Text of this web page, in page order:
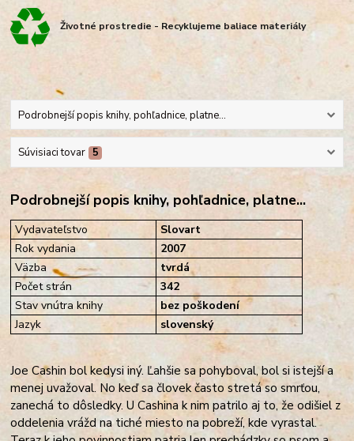
Životné prostredie - Recyklujeme baliace materiály
Podrobnejší popis knihy, pohľadnice, platne...
Súvisiaci tovar 5
Podrobnejší popis knihy, pohľadnice, platne...
Vydavateľstvo
Slovart
Rok vydania
2007
Väzba
tvrdá
Počet strán
342
Stav vnútra knihy
bez poškodení
Jazyk
slovenský
Joe Cashin bol kedysi iný. Ľahšie sa pohyboval, bol si istejší a
menej uvažoval. No keď sa človek často stretá so smrťou,
zanechá to dôsledky. U Cashina k nim patrilo aj to, že odišiel z
oddelenia vrážd na tiché miesto na pobreží, kde vyrastal.